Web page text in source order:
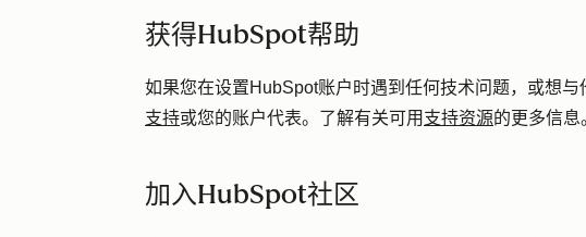
获得HubSpot帮助
如果您在设置HubSpot账户时遇到任何技术问题，或想
支持或您的账户代表。了解有关可用 支持资源的更多信息
加入HubSpot社区